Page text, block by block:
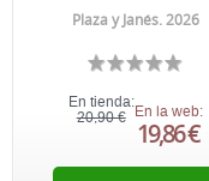
Plaza y Janés. 2026
En tienda:
20,90 € En la web:
19,86 €